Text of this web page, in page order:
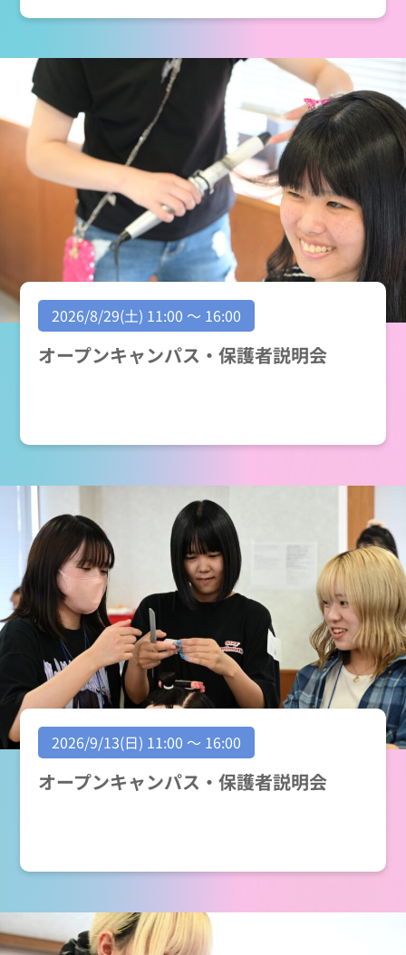
2026/8/29(土) 11:00 ～ 16:00
オープンキャンパス・保護者説明会
2026/9/13(日) 11:00 ～ 16:00
オープンキャンパス・保護者説明会